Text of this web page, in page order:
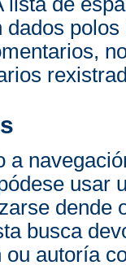
dados
a
usar
dende
busca
ou autoría